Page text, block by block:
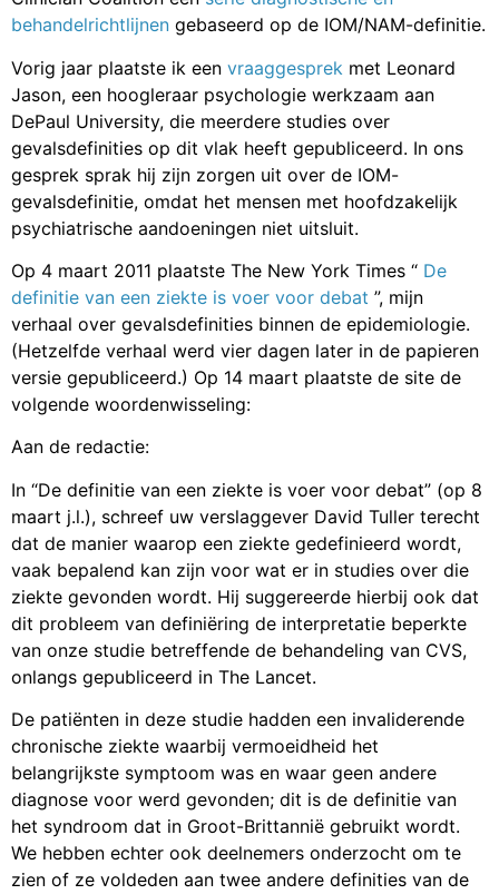
behandelrichtlijnen gebaseerd op de IOM/NAM-definitie.
Vorig jaar plaatste ik een vraaggesprek met Leonard
Jason, een hoogleraar psychologie werkzaam aan
DePaul University, die meerdere studies over
gevalsdefinities op dit vlak heeft gepubliceerd. In ons
gesprek sprak hij zijn zorgen uit over de IOM-
gevalsdefinitie, omdat het mensen met hoofdzakelijk
psychiatrische aandoeningen niet uitsluit.
Op 4 maart 2011 plaatste The New York Times “ De
definitie van een ziekte is voer voor debat ”, mijn
verhaal over gevalsdefinities binnen de epidemiologie.
(Hetzelfde verhaal werd vier dagen later in de papieren
versie gepubliceerd.) Op 14 maart plaatste de site de
volgende woordenwisseling:
Aan de redactie:
In “De definitie van een ziekte is voer voor debat” (op 8
maart j.l.), schreef uw verslaggever David Tuller terecht
dat de manier waarop een ziekte gedefinieerd wordt,
vaak bepalend kan zijn voor wat er in studies over die
ziekte gevonden wordt. Hij suggereerde hierbij ook dat
dit probleem van definiëring de interpretatie beperkte
van onze studie betreffende de behandeling van CVS,
onlangs gepubliceerd in The Lancet.
De patiënten in deze studie hadden een invaliderende
chronische ziekte waarbij vermoeidheid het
belangrijkste symptoom was en waar geen andere
diagnose voor werd gevonden; dit is de definitie van
het syndroom dat in Groot-Brittannië gebruikt wordt.
We hebben echter ook deelnemers onderzocht om te
zien of ze voldeden aan twee andere definities van de